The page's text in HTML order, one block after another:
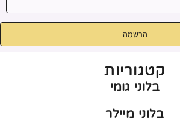
הרשמה
קטגוריות
בלוני גומי
בלוני מיילר